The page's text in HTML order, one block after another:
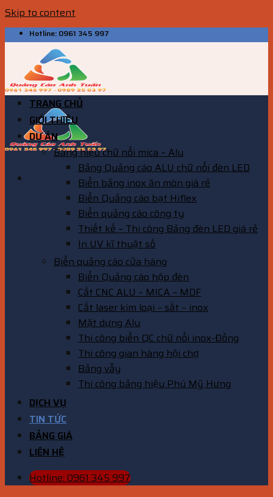
Skip to content
Hotline: 0961 345 997
TRANG CHỦ
GIỚI THIỆU
DỰ ÁN
Bảng hiệu chữ nổi mica – Alu
Bảng Quảng cáo ALU chữ nổi đèn LED
Biển bảng inox ăn mòn giá rẻ
Biển Quảng cáo bạt Hiflex
Biển quảng cáo công ty
Thiết kế – Thi công Bảng đèn LED giá rẻ
In UV kĩ thuật số
Biển quảng cáo cửa hàng
Biển Quảng cáo hộp đèn
Cắt CNC ALU – MICA – MDF
Cắt laser kim loại – sắt – inox
Mặt dựng Alu
Thi công biển QC chữ nổi inox-Đồng
Thi công gian hàng hội chợ
Bảng vẫy
Thi công bảng hiệu Phú Mỹ Hưng
DỊCH VỤ
TIN TỨC
BẢNG GIÁ
LIÊN HỆ
Hotline: 0961 345 997